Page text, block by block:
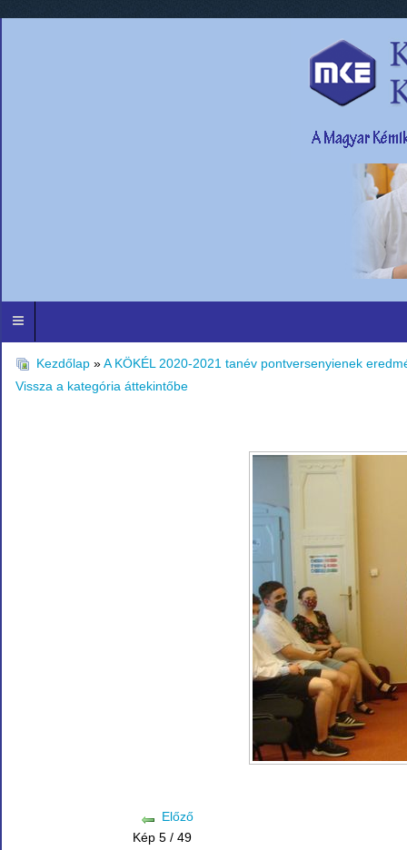
Kezdőlap »A KÖKÉL 2020-2021 tanév pontversenyienek
Vissza a kategória áttekintőbe
Előző
Kép 5 / 49